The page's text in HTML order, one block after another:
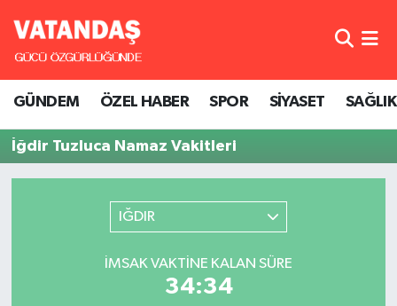
GÜNDEM ÖZEL HABER SPOR SİYASET SAĞLIK
İğdir Tuzluca Namaz Vakitleri
IĞDIR
İMSAK VAKTINE KALAN SÜRE
34:34
GÜNDEM
Hava Durumu
Tüm Manşetler